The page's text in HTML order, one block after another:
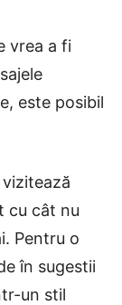
vrea a fi
este posibil
cu cât nu
Pentru o
în sugestii
un stil